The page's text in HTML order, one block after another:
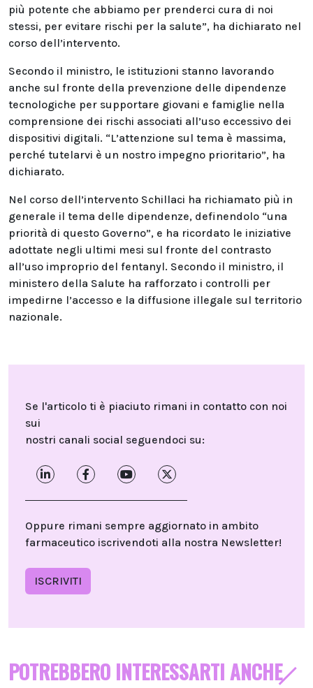
più potente che abbiamo per prenderci cura di noi
stessi, per evitare rischi per la salute”, ha dichiarato nel
corso dell’intervento.
Secondo il ministro, le istituzioni stanno lavorando
anche sul fronte della prevenzione delle dipendenze
tecnologiche per supportare giovani e famiglie nella
comprensione dei rischi associati all’uso eccessivo dei
dispositivi digitali. “L’attenzione sul tema è massima,
perché tutelarvi è un nostro impegno prioritario”, ha
dichiarato.
Nel corso dell’intervento Schillaci ha richiamato più in
generale il tema delle dipendenze, definendolo “una
priorità di questo Governo”, e ha ricordato le iniziative
adottate negli ultimi mesi sul fronte del contrasto
all’uso improprio del fentanyl. Secondo il ministro, il
ministero della Salute ha rafforzato i controlli per
impedirne l’accesso e la diffusione illegale sul territorio
nazionale.
Se l'articolo ti è piaciuto rimani in contatto con noi
sui
nostri canali social seguendoci su:
Oppure rimani sempre aggiornato in ambito
farmaceutico iscrivendoti alla nostra Newsletter!
ISCRIVITI
POTREBBERO INTERESSARTI ANCHE